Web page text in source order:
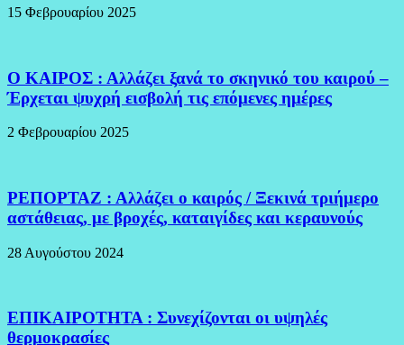
15 Φεβρουαρίου 2025
Ο ΚΑΙΡΟΣ : Αλλάζει ξανά το σκηνικό του καιρού –
Έρχεται ψυχρή εισβολή τις επόμενες ημέρες
2 Φεβρουαρίου 2025
ΡΕΠΟΡΤΑΖ : Αλλάζει ο καιρός / Ξεκινά τριήμερο
αστάθειας, με βροχές, καταιγίδες και κεραυνούς
28 Αυγούστου 2024
ΕΠΙΚΑΙΡΟΤΗΤΑ : Συνεχίζονται οι υψηλές
θερμοκρασίες